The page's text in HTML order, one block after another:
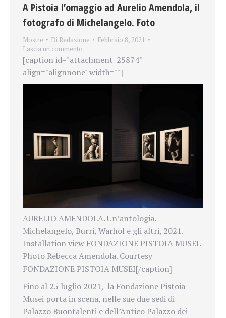
A Pistoia l’omaggio ad Aurelio Amendola, il
fotografo di Michelangelo. Foto
Mostre Di Redazione
Febbraio 8, 2021
Lascia un commento
[caption id="attachment_25874"
align="alignnone" width=""]
AURELIO AMENDOLA. Un’antologia.
Michelangelo, Burri, Warhol e gli altri, 2021.
Installation view FONDAZIONE PISTOIA MUSEI.
Photo Rebecca Amendola. Courtesy
FONDAZIONE PISTOIA MUSEI[/caption]
Fino al 25 luglio 2021, la Fondazione Pistoia
Musei porta in scena, nelle sue due sedi di
Palazzo Buontalenti e dell’Antico Palazzo dei